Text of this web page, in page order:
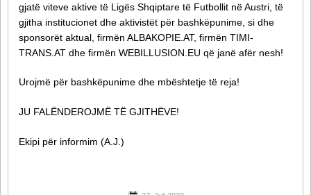
gjatë viteve aktive të Ligës Shqiptare të Futbollit në Austri, të
gjitha institucionet dhe aktivistët për bashkëpunime, si dhe
sponsorët aktual, firmën ALBAKOPIE.AT, firmën TIMI-
TRANS.AT dhe firmën WEBILLUSION.EU që janë afër nesh!
Urojmë për bashkëpunime dhe mbështetje të reja!
JU FALËNDEROJMË TË GJITHËVE!
Ekipi për informim (A.J.)